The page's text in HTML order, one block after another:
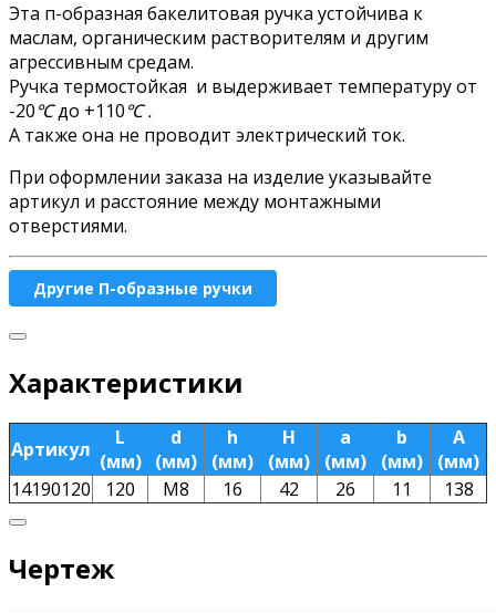
Эта п-образная бакелитовая ручка устойчива к
маслам, органическим растворителям и другим
агрессивным средам.
Ручка термостойкая и выдерживает температуру от
-20℃до +110℃ .
А также она не проводит электрический ток.
При оформлении заказа на изделие указывайте
артикул и расстояние между монтажными
отверстиями.
Другие П-образные ручки
Характеристики
Артикул
L
(мм)
d
(мм)
h
(мм)
H
(мм)
a
(мм)
b
(мм)
A
(мм)
14190120
120 M8 16 42 26 11 138
Чертеж